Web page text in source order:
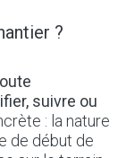
?
suivre ou
: la nature
de début de